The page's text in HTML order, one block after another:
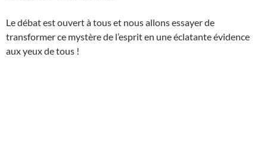
Le débat est ouvert à tous et nous allons essayer de
transformer ce mystère de l’esprit en une éclatante évidence
aux yeux de tous !